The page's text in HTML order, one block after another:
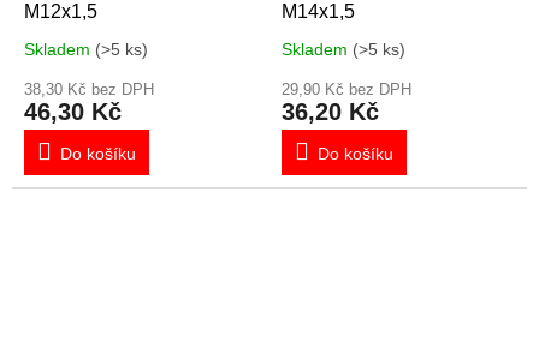
M12x1,5
Skladem (>5 ks)
38,30 Kč bez DPH
46,30 Kč
Do košíku
M14x1,5
Skladem (>5 ks)
29,90 Kč bez DPH
36,20 Kč
Do košíku